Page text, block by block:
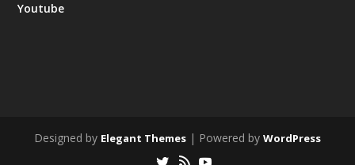
Youtube
Designed by Elegant Themes | Powered by WordPress